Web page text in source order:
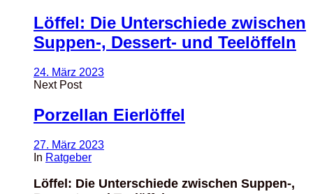
Löffel: Die Unterschiede zwischen
Suppen-, Dessert- und Teelöffeln
24. März 2023
Next Post
Porzellan Eierlöffel
27. März 2023
In Ratgeber
Löffel: Die Unterschiede zwischen Suppen-,